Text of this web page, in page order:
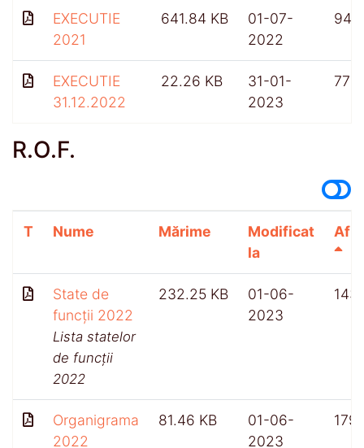
EXECUTIE
2021
641.84 KB
01-07-
2022
948
EXECUTIE
31.12.2022
22.26 KB
31-01-
2023
772
R.O.F.
T Nume Mărime
Modificat
la
State de
funcții 2022
Lista statelor
de funcții
2022
232.25 KB
01-06-
2023
Organigrama
2022
81.46 KB
01-06-
2023